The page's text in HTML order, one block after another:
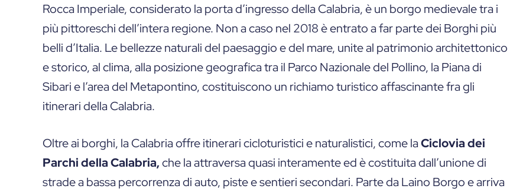
Rocca Imperiale, considerato la porta d’ingresso della Calabria, è un borgo medievale tra i
più pittoreschi dell’intera regione. Non a caso nel 2018 è entrato a far parte dei Borghi più
belli d’Italia. Le bellezze naturali del paesaggio e del mare, unite al patrimonio architettonico
e storico, al clima, alla posizione geografica tra il Parco Nazionale del Pollino, la Piana di
Sibari e l’area del Metapontino, costituiscono un richiamo turistico affascinante fra gli
itinerari della Calabria.
Oltre ai borghi, la Calabria offre itinerari cicloturistici e naturalistici, come laCiclovia dei
Parchi della Calabria,che la attraversa quasi interamente ed è costituita dall’unione di
strade a bassa percorrenza di auto, piste e sentieri secondari. Parte da Laino Borgo e arriva